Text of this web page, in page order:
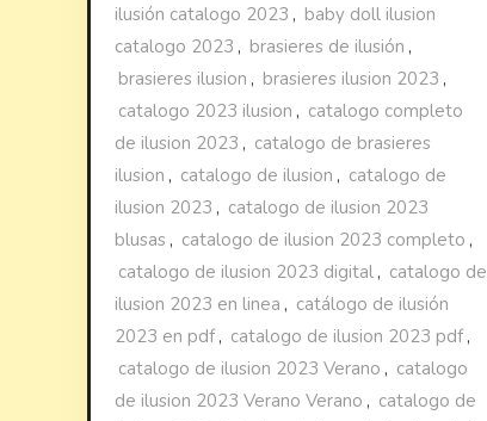
ilusión catalogo 2023 , baby doll ilusion
catalogo 2023 , brasieres de ilusión ,
brasieres ilusion , brasieres ilusion 2023 ,
catalogo 2023 ilusion , catalogo completo
de ilusion 2023 , catalogo de brasieres
ilusion , catalogo de ilusion , catalogo de
ilusion 2023 , catalogo de ilusion 2023
blusas , catalogo de ilusion 2023 completo ,
catalogo de ilusion 2023 digital , catalogo de
ilusion 2023 en linea , catálogo de ilusión
2023 en pdf, catalogo de ilusion 2023 pdf,
catalogo de ilusion 2023 Verano , catalogo
de ilusion 2023 Verano Verano , catalogo de